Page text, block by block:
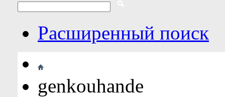
Расширенный поиск
genkouhande